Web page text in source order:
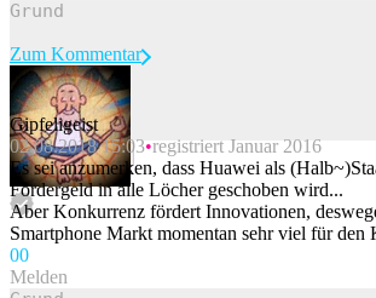
Beitrag melden
Zum Kommentar
Gipfeligeist
02.08.2018 15:03 registriert Januar 2016
Es sei anzumerken, dass Huawei als
Fördergeld in alle Löcher geschoben wird...
Aber Konkurrenz fördert Innovationen,
Smartphone Markt momentan sehr viel für den
00
Melden